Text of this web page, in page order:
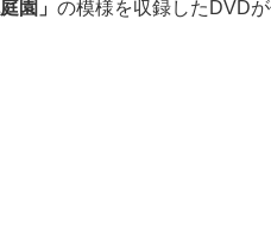
園」 の模様を収録したDVD